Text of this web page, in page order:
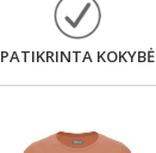
PATIKRINTA KOKYBĖ